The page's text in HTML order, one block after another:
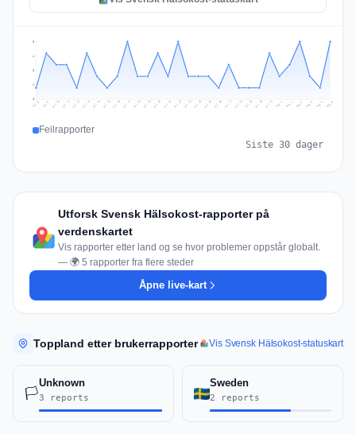
1
3
4
5
Jul 8 Jul 9 Jul 10 Jul 11 Jul 12 Jul 13 Jul 14 Jul 15 Jul 16 Jul 17 Jul 18 Jul 19 Jul 20 Jul 21 Jul 22 Jul 23 Jul 24 Jul 25 Jul 26 Jul 27 Jul 28 Jul 29 Jul 30 Jul 31 Aug 1 Aug 2 Aug 3 Aug 4 Aug 5 Aug 6
Feilrapporter
Siste 30 dager
Utforsk Svensk Hälsokost-rapporter på
verdenskartet
Vis rapporter etter land og se hvor problemer oppstår globalt.
— 🌍 5 rapporter fra flere steder
Åpne live-kart
Toppland etter brukerrapporter Vis Svensk Hälsokost-statuskart
🏳️
Unknown
3 reports
Sweden
2 reports